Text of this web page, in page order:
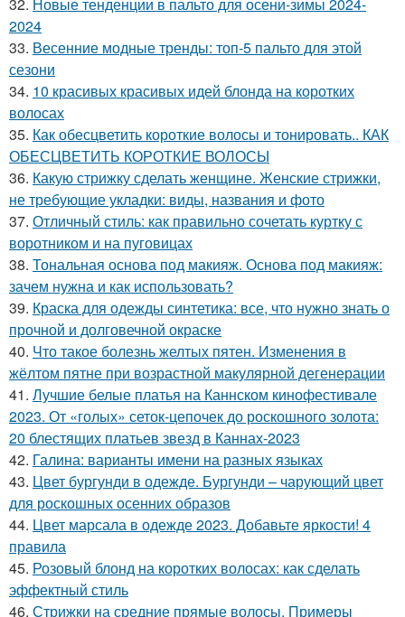
32. Новые тенденции в пальто для осени-зимы 2024-
2024
33. Весенние модные тренды: топ-5 пальто для этой
сезони
34. 10 красивых красивых идей блонда на коротких
волосах
35. Как обесцветить короткие волосы и тонировать.. КАК
ОБЕСЦВЕТИТЬ КОРОТКИЕ ВОЛОСЫ
36. Какую стрижку сделать женщине. Женские стрижки,
не требующие укладки: виды, названия и фото
37. Отличный стиль: как правильно сочетать куртку с
воротником и на пуговицах
38. Тональная основа под макияж. Основа под макияж:
зачем нужна и как использовать?
39. Краска для одежды синтетика: все, что нужно знать о
прочной и долговечной окраске
40. Что такое болезнь желтых пятен. Изменения в
жёлтом пятне при возрастной макулярной дегенерации
41. Лучшие белые платья на Каннском кинофестивале
2023. От «голых» сеток-цепочек до роскошного золота:
20 блестящих платьев звезд в Каннах-2023
42. Галина: варианты имени на разных языках
43. Цвет бургунди в одежде. Бургунди – чарующий цвет
для роскошных осенних образов
44. Цвет марсала в одежде 2023. Добавьте яркости! 4
правила
45. Розовый блонд на коротких волосах: как сделать
эффектный стиль
46. Стрижки на средние прямые волосы. Примеры